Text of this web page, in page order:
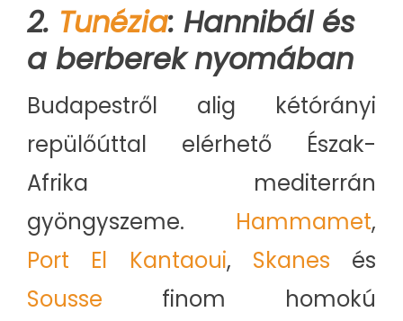
2. Tunézia: Hannibál és
a berberek nyomában
Budapestről alig kétórányi
repülőúttal elérhető Észak-
Afrika mediterrán
gyöngyszeme. Hammamet,
Port El Kantaoui, Skanes és
Sousse finom homokú